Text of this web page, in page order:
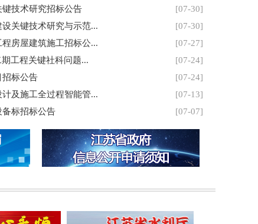
技术研究招标公告
[07-30]
关键技术研究与示范...
[07-30]
房屋建筑施工招标公...
[07-27]
工程关键社科问题...
[07-24]
招标公告
[07-24]
及施工全过程智能管...
[07-13]
标招标公告
[07-07]